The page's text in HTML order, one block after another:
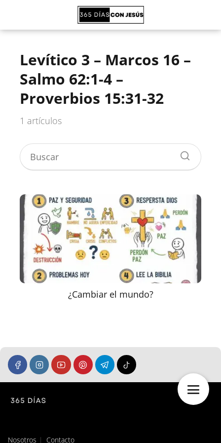
Levítico 3 – Marcos 16 –
Salmo 62:1-4 –
Proverbios 15:31-32
1 artículos
¿Cambiar el mundo?
Nosotros Contacto